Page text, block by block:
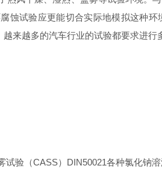
蚀试验应更能切合实际地模拟这种
来越多的汽车行业的试验都要求进
验（CASS）DIN50021各种氯化钠